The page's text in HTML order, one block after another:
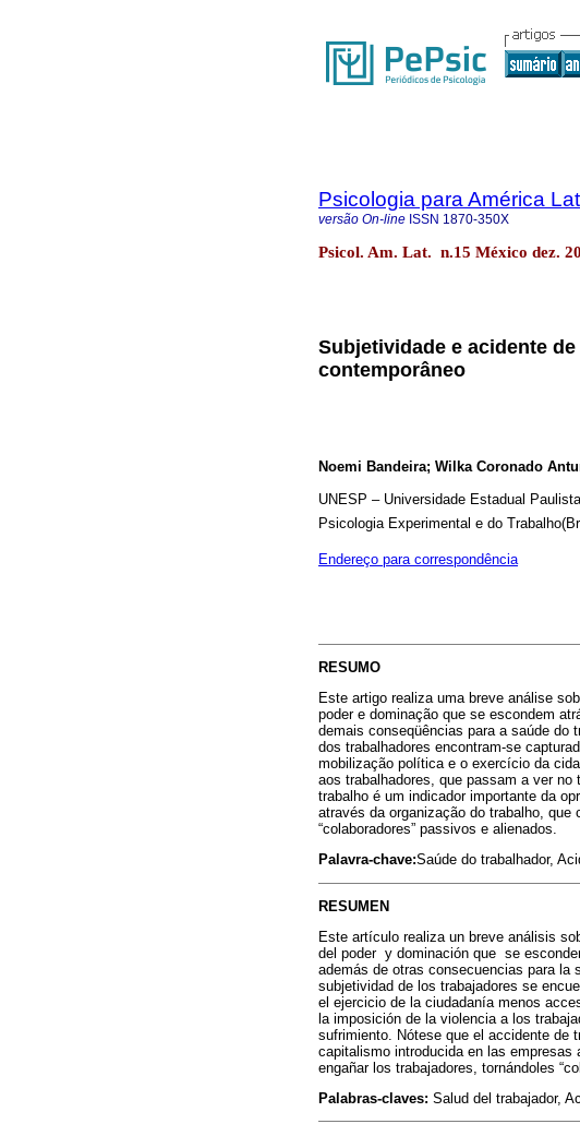
Psicologia para América
versão On-line ISSN 1870-350X
Psicol. Am. Lat. n.15 México dez.
Subjetividade e acidente
contemporâneo
Noemi Bandeira; Wilka Coronado
UNESP – Universidade Estadual
Psicologia Experimental e do
Endereço para correspondência
RESUMO
Este artigo realiza uma breve análise
poder e dominação que se escondem
demais conseqüências para a saúde do
dos trabalhadores encontram-se
mobilização política e o exercício da
aos trabalhadores, que passam a ver
trabalho é um indicador importante da
através da organização do trabalho, que
“colaboradores” passivos e alienados.
Palavra-chave:Saúde do trabalhador,
RESUMEN
Este artículo realiza un breve análisis
del poder y dominación que se
además de otras consecuencias para la
subjetividad de los trabajadores se
el ejercicio de la ciudadanía menos
la imposición de la violencia a los
sufrimiento. Nótese que el accidente de
capitalismo introducida en las
engañar los trabajadores, tornándoles
Palabras-claves: Salud del trabajador,